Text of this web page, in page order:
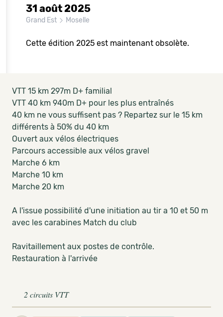
31 août 2025
Grand Est Moselle
Cette édition 2025 est maintenant obsolète.
VTT 15 km 297m D+ familial
VTT 40 km 940m D+ pour les plus entraînés
40 km ne vous suffisent pas ? Repartez sur le 15 km
différents à 50% du 40 km
Ouvert aux vélos électriques
Parcours accessible aux vélos gravel
Marche 6 km
Marche 10 km
Marche 20 km
A l'issue possibilité d'une initiation au tir a 10 et 50 m
avec les carabines Match du club
Ravitaillement aux postes de contrôle.
Restauration à l'arrivée
2 circuits VTT